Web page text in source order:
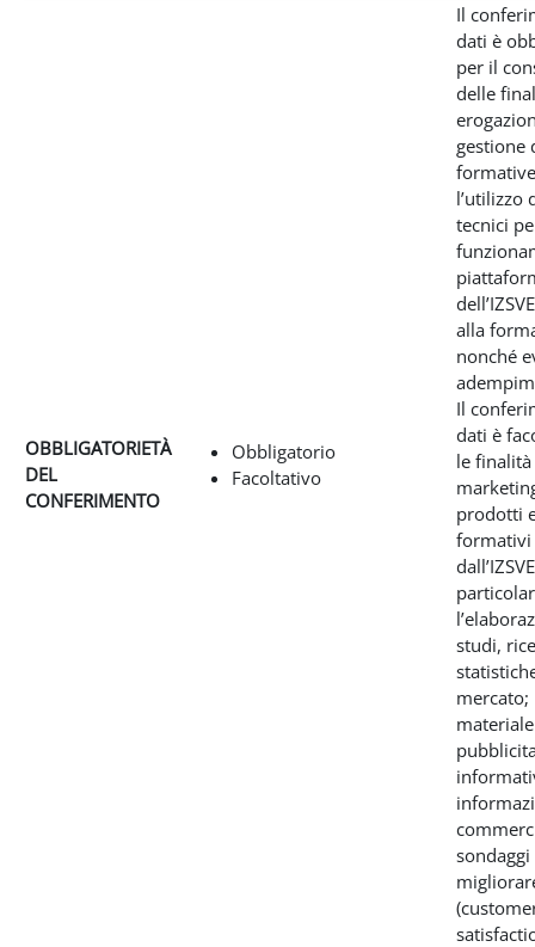
OBBLIGATORIETÀ
DEL
CONFERIMENTO
Obbligatorio
Facoltativo
Il
dati è
per il
delle
gestione
l’utilizzo
tecnici
alla
nonché
Il
dati è
le
prodotti
studi,
materiale